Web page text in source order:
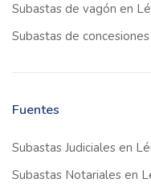
Subastas de vagón en
Subastas de
Fuentes
Subastas Judiciales en
Subastas Notariales en